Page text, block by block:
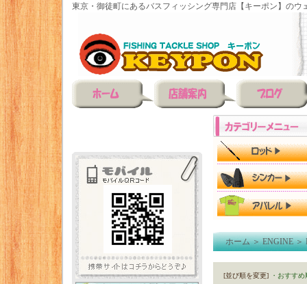
東京・御徒町にあるバスフィッシング専門店【キーポン】のウ
ホーム＞ENGINE＞
[並び順を変更] ・おすすめ